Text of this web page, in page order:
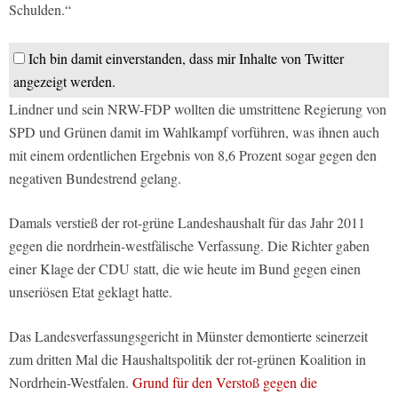
Schulden.“
Ich bin damit einverstanden, dass mir Inhalte von Twitter
angezeigt werden.
Lindner und sein NRW-FDP wollten die umstrittene Regierung von
SPD und Grünen damit im Wahlkampf vorführen, was ihnen auch
mit einem ordentlichen Ergebnis von 8,6 Prozent sogar gegen den
negativen Bundestrend gelang.
Damals verstieß der rot-grüne Landeshaushalt für das Jahr 2011
gegen die nordrhein-westfälische Verfassung. Die Richter gaben
einer Klage der CDU statt, die wie heute im Bund gegen einen
unseriösen Etat geklagt hatte.
Das Landesverfassungsgericht in Münster demontierte seinerzeit
zum dritten Mal die Haushaltspolitik der rot-grünen Koalition in
Nordrhein-Westfalen. Grund für den Verstoß gegen die